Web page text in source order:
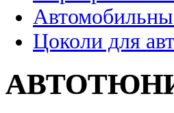
Цоколи для